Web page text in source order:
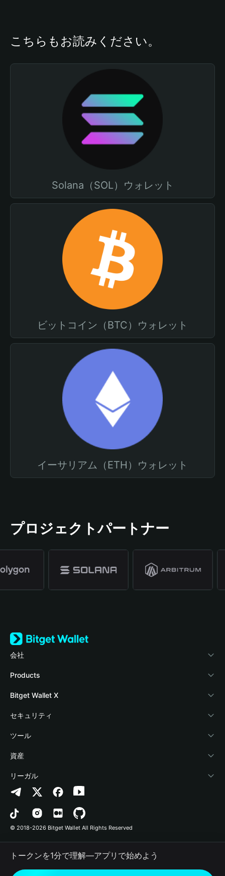
こちらもお読みください。
Solana（SOL）ウォレット
ビットコイン（BTC）ウォレット
イーサリアム（ETH）ウォレット
プロジェクトパートナー
会社
Bitget Walletについて
ブログ
アカデミー
暗号資産ニュース
Help Center
お問い合わせ
ブランドリソース
キャリア
Products
Crypto Card
Stablecoin Earn
Payfi Crypto
Crypto Swap API
Altcoin Season Index
Prediction Markets
DApp
RWA
Bitget Wallet X
デベロッパー
ウォレットを接続
Bitget Wallet Pay
プロジェクトを掲載
セキュリティ
保護基金
セキュリティ技術
ツール
暗号資産を購入
認証検出
コントラクト検出
一括送金
資産
Arbitrum
Avalanche
Bitcoin
Polygon
リーガル
プライバシーポリシー
利用規約
© 2018-2026 Bitget Wallet All Rights Reserved
トークンを1分で理解―アプリで始めよう